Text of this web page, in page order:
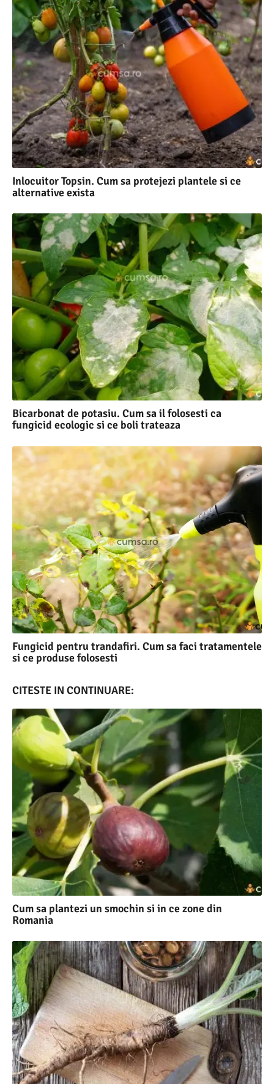
Inlocuitor Topsin. Cum sa protejezi plantele si ce
alternative exista
Bicarbonat de potasiu. Cum sa il folosesti ca
fungicid ecologic si ce boli trateaza
Fungicid pentru trandafiri. Cum sa faci tratamentele
si ce produse folosesti
CITESTE IN CONTINUARE:
Cum sa plantezi un smochin si in ce zone din
Romania